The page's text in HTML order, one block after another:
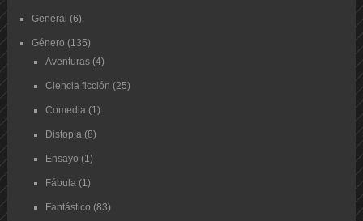
General (6)
Género (135)
Aventuras(4)
Ciencia ficción (25)
Comedia (1)
Distopía (8)
Ensayo (1)
Fábula (1)
Fantástico (83)